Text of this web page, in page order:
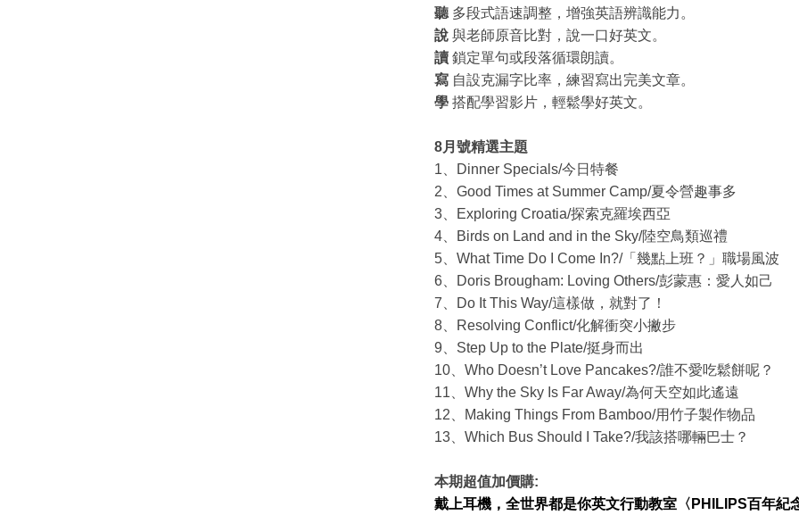
聽 多段式語速調整，增強英語辨識能力。
說 與老師原音比對，說一口好英文。
讀 鎖定單句或段落循環朗讀。
寫 自設克漏字比率，練習寫出完美文章。
學 搭配學習影片，輕鬆學好英文。
8月號精選主題
1、Dinner Specials/今日特餐
2、Good Times at Summer Camp/夏令營趣事多
3、Exploring Croatia/探索克羅埃西亞
4、Birds on Land and in the Sky/陸空鳥類巡禮
5、What Time Do I Come In?/「幾點上班？」職場風波
6、Doris Brougham: Loving Others/彭蒙惠：愛人如己
7、Do It This Way/這樣做，就對了！
8、Resolving Conflict/化解衝突小撇步
9、Step Up to the Plate/挺身而出
10、Who Doesn’t Love Pancakes?/誰不愛吃鬆餅呢？
11、Why the Sky Is Far Away/為何天空如此遙遠
12、Making Things From Bamboo/用竹子製作物品
13、Which Bus Should I Take?/我該搭哪輛巴士？
本期超值加價購:
戴上耳機，全世界都是你英文行動教室〈PHILIPS百年紀